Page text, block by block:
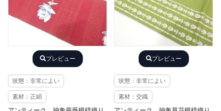
プレビュー
状態：非常によい
素材：正絹
プレビュー
状態：非常によい
素材：交織